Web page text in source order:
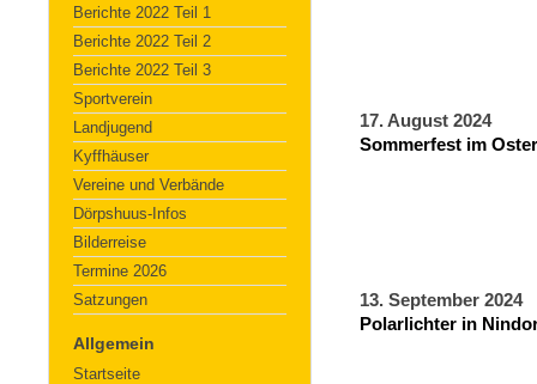
Berichte 2022 Teil 1
Berichte 2022 Teil 2
Berichte 2022 Teil 3
Sportverein
Landjugend
Kyffhäuser
Vereine und Verbände
Dörpshuus-Infos
Bilderreise
Termine 2026
Satzungen
Allgemein
Startseite
17. August 2024
Sommerfest im
13. September 2024
Polarlichter in